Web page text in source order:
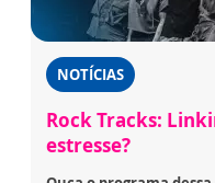
NOTÍCIAS
Rock Tracks:
estresse?